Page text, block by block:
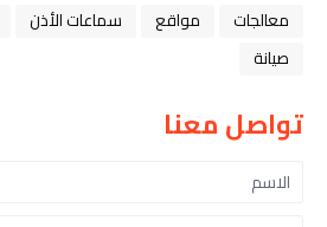
معالجات
مواقع سماعات الأذن
صيانة
تواصل معنا